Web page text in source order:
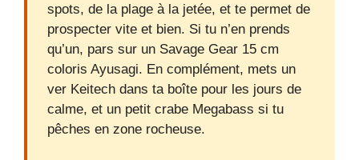
spots, de la plage à la jetée, et te permet de
prospecter vite et bien. Si tu n’en prends
qu’un, pars sur un Savage Gear 15 cm
coloris Ayusagi. En complément, mets un
ver Keitech dans ta boîte pour les jours de
calme, et un petit crabe Megabass si tu
pêches en zone rocheuse.